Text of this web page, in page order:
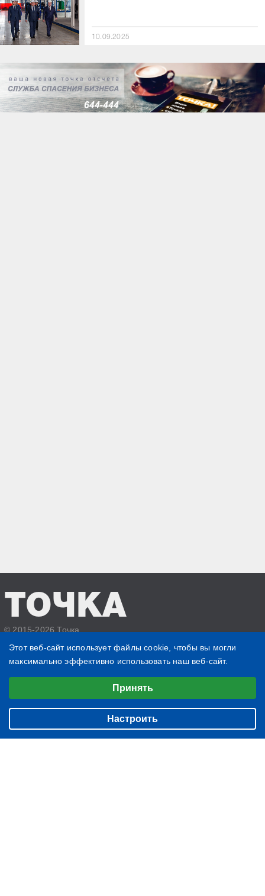
10.09.2025
ТОЧКА
© 2015-2026 Точка
3455
1452
БИЗНЕС О нас
Редакция
Этот веб-сайт использует файлы cookie, чтобы вы могли
максимально эффективно использовать наш веб-сайт.
Принять
Настроить